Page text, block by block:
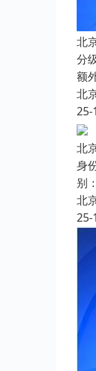
北
分
额
北
25-
北
身
别
北
25-